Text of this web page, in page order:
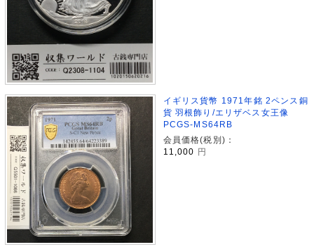
イギリス貨幣 1971年銘 2ペンス銅
貨 羽根飾り/エリザベス女王像
PCGS-MS64RB
会員価格(税別)：
11,000
円